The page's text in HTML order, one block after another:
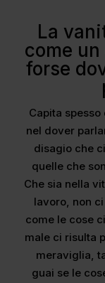
La
come
forse
Capita
nel dover
disagio che
quelle che
Che sia nella
lavoro, non
come le cose
male ci risulta
meraviglia,
guai se le